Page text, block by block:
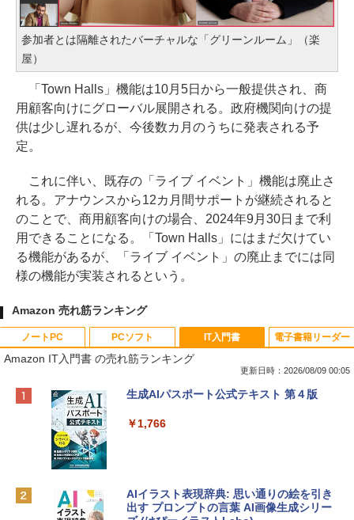
参加者とは隔離されたバーチャルな「グリーンルーム」（楽
屋）
「Town Halls」機能は10月5日から一般提供され、商
用顧客向けにグローバル展開される。政府機関向けの提
供は少し遅れるが、今後数カ月のうちに発表される予
定。
これに伴い、既存の「ライブ イベント」機能は廃止さ
れる。アナウンスから12カ月間サポートが継続されると
のことで、商用顧客向けの場合、2024年9月30日まで利
用できることになる。「Town Halls」にはまだ欠けてい
る機能があるが、「ライブ イベント」の廃止までには同
様の機能が実装されるという。
Amazon 売れ筋ランキング
ノートPC
Apple 2026 MacBook Neo A18 Proチッ
e Intelligenceのために設計、Liquid Ret
￥137,800
PCソフト
Robloxギフトカード - 800 Robux 【限
インゲームコード】 ロブロックス | オン
Robloxギフトカード - 1000 Robux 【限
IT入門書
Amazon IT入門書 の売れ筋ランキング
更新日時：2026/08/09 00:05
生成AIパスポート公式テキスト 第４版
￥1,766
AIイラスト表現辞典: 思い通りの絵を引き
出す プロンプトの言葉 AI画像生成シリー
電子書籍リーダー